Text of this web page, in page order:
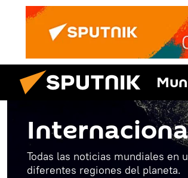
Todas las noticias mundiales en
diferentes regiones del planeta.